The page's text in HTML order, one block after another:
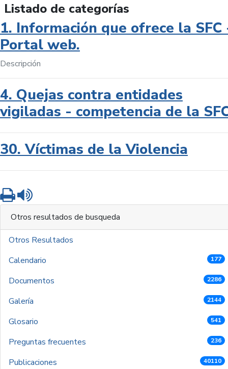
Listado de categorías
1. Información que ofrece la SFC
Portal web.
Descripción
4. Quejas contra entidades
vigiladas - competencia de la
30. Víctimas de la Violencia
Imprimir
Otros resultados de busqueda
Otros Resultados
Calendario
177
Documentos 2286
Galería 2144
Glosario 541
Preguntas frecuentes 236
Publicaciones 40110